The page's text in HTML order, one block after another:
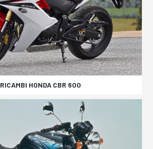
RICAMBI HONDA CBR 600